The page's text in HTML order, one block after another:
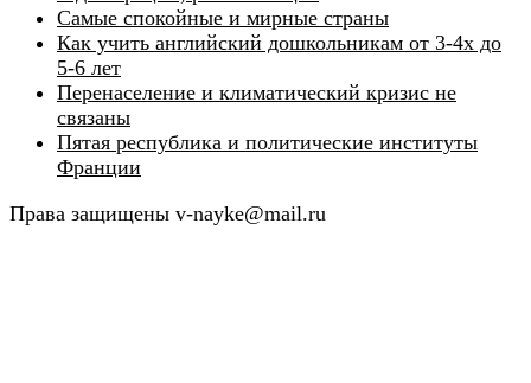
Самые спокойные и мирные страны
Как учить английский дошкольникам от 3-4х до
5-6 лет
Перенаселение и климатический кризис не
связаны
Пятая республика и политические институты
Франции
Права защищены v-nayke@mail.ru